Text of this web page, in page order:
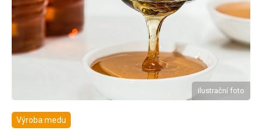
ilustrační foto
Výroba medu